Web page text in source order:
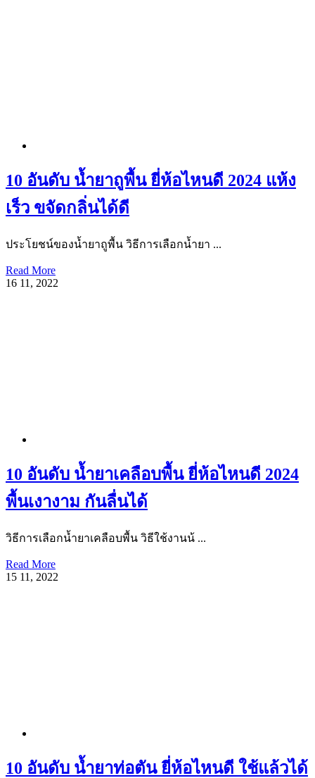
10 อันดับ น้ำยาถูพื้น ยี่ห้อไหนดี 2024 แห้ง
เร็ว ขจัดกลิ่นได้ดี
ประโยชน์ของน้ำยาถูพื้น วิธีการเลือกน้ำยา ...
Read More
16 11, 2022
10 อันดับ น้ำยาเคลือบพื้น ยี่ห้อไหนดี 2024
พื้นเงางาม กันลื่นได้
วิธีการเลือกน้ำยาเคลือบพื้น วิธีใช้งานน้ ...
Read More
15 11, 2022
10 อันดับ น้ำยาท่อตัน ยี่ห้อไหนดี ใช้แล้วได้